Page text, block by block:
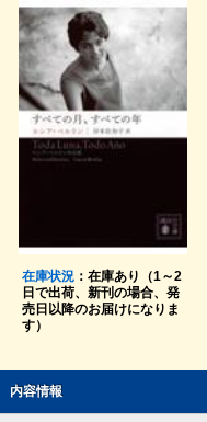
在庫状況：在庫あり（1～2
日で出荷、新刊の場合、発
売日以降のお届けになりま
す）
内容情報